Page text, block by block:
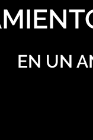
EN UN